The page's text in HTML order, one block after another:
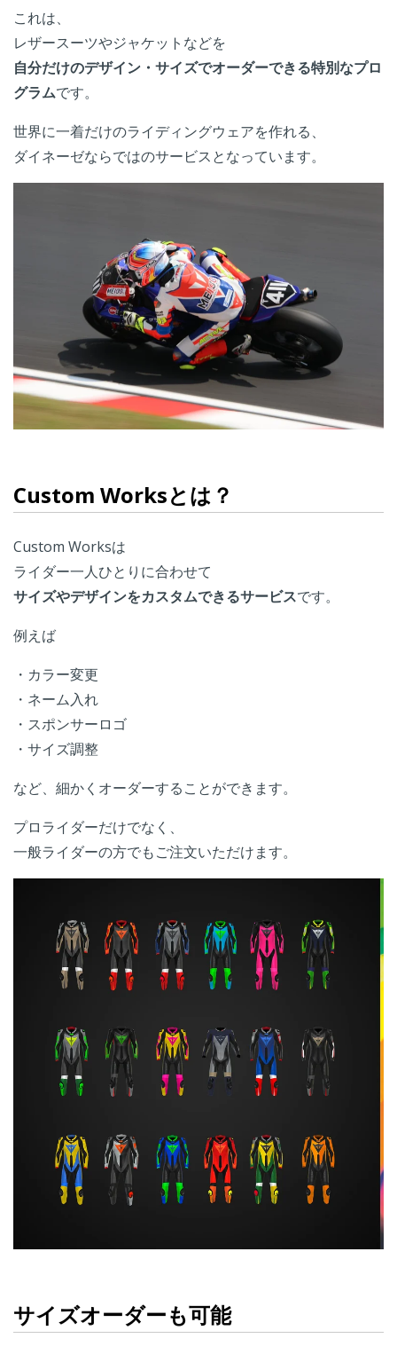
これは、
レザースーツやジャケットなどを
自分だけのデザイン・サイズでオーダーできる特別なプロ
グラムです。
世界に一着だけのライディングウェアを作れる、
ダイネーゼならではのサービスとなっています。
Custom Worksとは？
Custom Worksは
ライダー一人ひとりに合わせて
サイズやデザインをカスタムできるサービスです。
例えば
・カラー変更
・ネーム入れ
・スポンサーロゴ
・サイズ調整
など、細かくオーダーすることができます。
プロライダーだけでなく、
一般ライダーの方でもご注文いただけます。
サイズオーダーも可能